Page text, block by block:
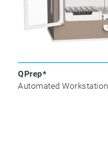
QPrep*
Automated Workstation